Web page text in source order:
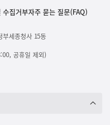
수집거부자주 묻는 질문(FAQ)
세종청사 15동
공휴일 제외)